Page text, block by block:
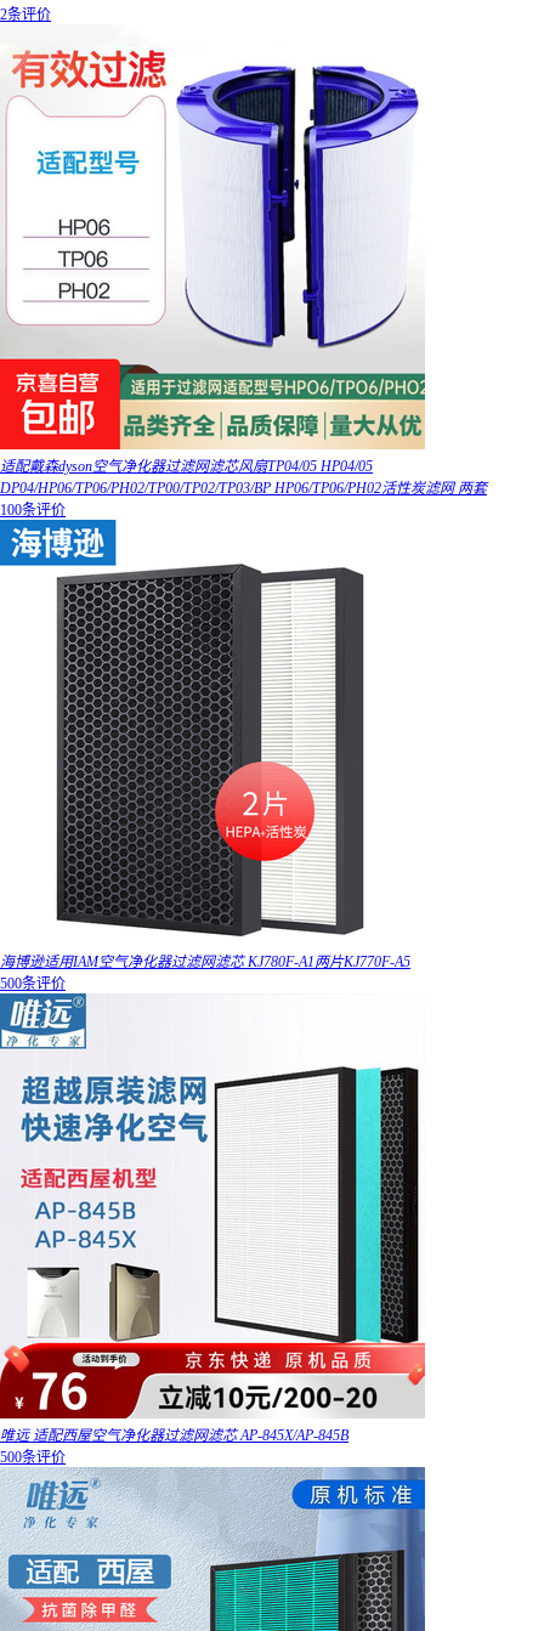
2条评价
适配戴森dyson空气净化器过滤网滤芯风扇TP04/05 HP04/05
DP04/HP06/TP06/PH02/TP00/TP02/TP03/BP HP06/TP06/PH02活性炭滤网 两套
100条评价
海博逊适用IAM空气净化器过滤网滤芯 KJ780F-A1两片KJ770F-A5
500条评价
唯远 适配西屋空气净化器过滤网滤芯 AP-845X/AP-845B
500条评价